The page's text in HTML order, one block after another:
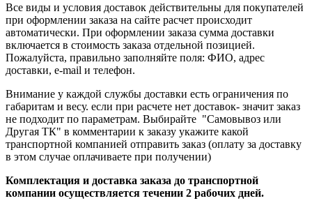
Все виды и условия доставок действительны для покупателей
при оформлении заказа на сайте расчет происходит
автоматически. При оформлении заказа сумма доставки
включается в стоимость заказа отдельной позицией.
Пожалуйста, правильно заполняйте поля: ФИО, адрес
доставки, e-mail и телефон.
Внимание у каждой службы доставки есть ограничения по
габаритам и весу. если при расчете нет доставок- значит заказ
не подходит по параметрам. Выбирайте "Самовывоз или
Другая ТК" в комментарии к заказу укажите какой
транспортной компанией отправить заказ (оплату за доставку
в этом случае оплачиваете при получении)
Комплектация и доставка заказа до транспортной
компании осуществляется течении 2 рабочих дней.